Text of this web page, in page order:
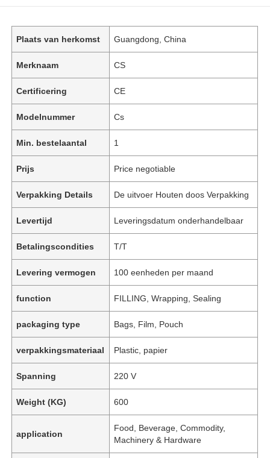
Plaats van herkomst Guangdong, China
Merknaam CS
Certificering CE
Modelnummer Cs
Min. bestelaantal 1
Prijs Price negotiable
Verpakking Details De uitvoer Houten doos Verpakking
Levertijd Leveringsdatum onderhandelbaar
Betalingscondities T/T
Levering vermogen 100 eenheden per maand
function FILLING, Wrapping, Sealing
packaging type Bags, Film, Pouch
verpakkingsmateriaal Plastic, papier
Spanning 220 V
Weight (KG) 600
application
Food, Beverage, Commodity,
Machinery & Hardware